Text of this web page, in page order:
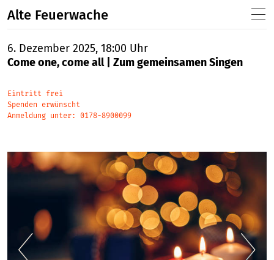
Alte Feuerwache
6. Dezember 2025, 18:00 Uhr
Come one, come all | Zum gemeinsamen Singen
Eintritt frei
Spenden erwünscht
Anmeldung unter: 0178-8900099